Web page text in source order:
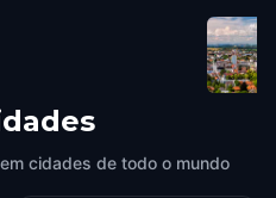
cidades de todo o mundo